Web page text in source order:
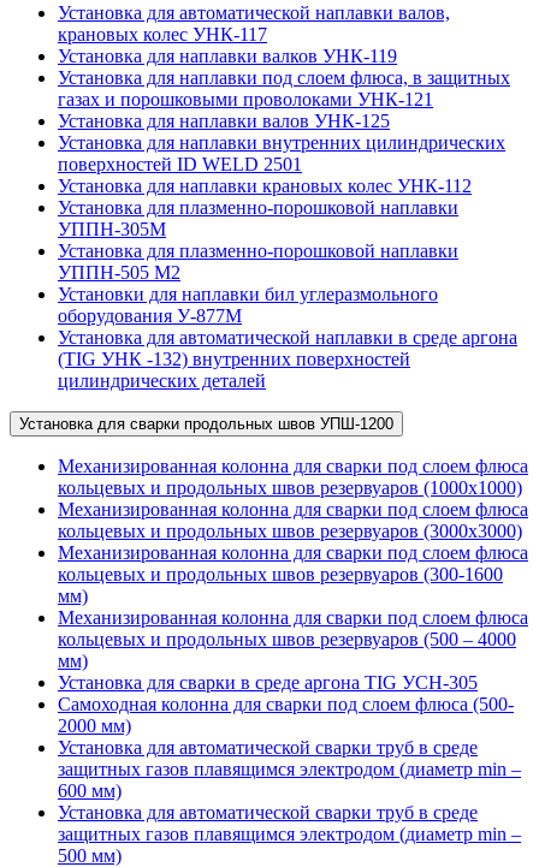
Установка для автоматической наплавки валов,
крановых колес УНК-117
Установка для наплавки валков УНК-119
Установка для наплавки под слоем флюса, в защитных
газах и порошковыми проволоками УНК-121
Установка для наплавки валов УНК-125
Установка для наплавки внутренних цилиндрических
поверхностей ID WELD 2501
Установка для наплавки крановых колес УНК-112
Установка для плазменно-порошковой наплавки
УППН-305М
Установка для плазменно-порошковой наплавки
УППН-505 М2
Установки для наплавки бил углеразмольного
оборудования У-877М
Установка для автоматической наплавки в среде аргона
(TIG УНК -132) внутренних поверхностей
цилиндрических деталей
Установка для сварки продольных швов УПШ-1200
Механизированная колонна для сварки под слоем флюса
кольцевых и продольных швов резервуаров (1000х1000)
Механизированная колонна для сварки под слоем флюса
кольцевых и продольных швов резервуаров (3000х3000)
Механизированная колонна для сварки под слоем флюса
кольцевых и продольных швов резервуаров (300-1600
мм)
Механизированная колонна для сварки под слоем флюса
кольцевых и продольных швов резервуаров (500 – 4000
мм)
Установка для сварки в среде аргона TIG УСН-305
Самоходная колонна для сварки под слоем флюса (500-
2000 мм)
Установка для автоматической сварки труб в среде
защитных газов плавящимся электродом (диаметр min –
600 мм)
Установка для автоматической сварки труб в среде
защитных газов плавящимся электродом (диаметр min –
500 мм)